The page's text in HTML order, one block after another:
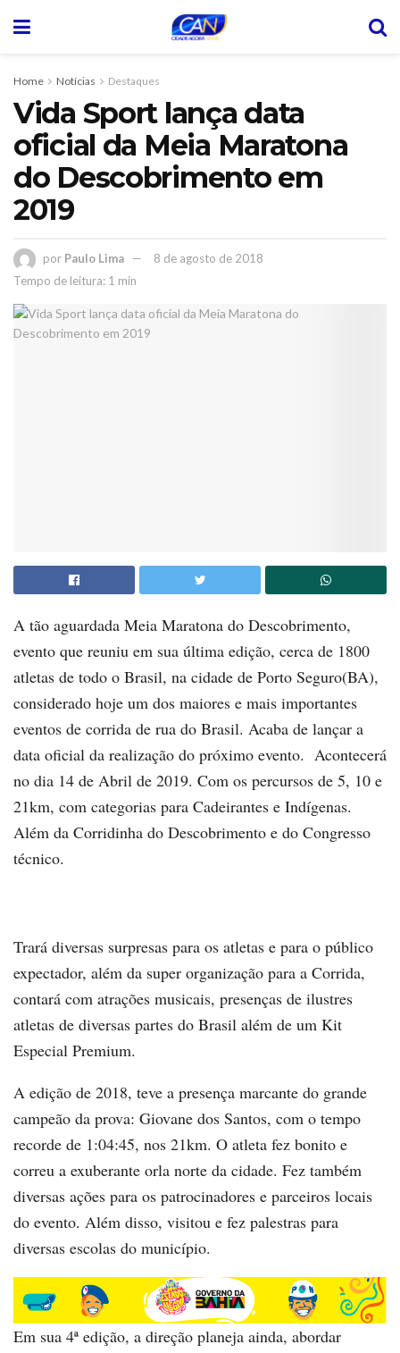
Home Notícias Destaques
Vida Sport lança data
oficial da Meia Maratona
do Descobrimento em
2019
por Paulo Lima
8 de agosto de 2018
Tempo de leitura: 1 min
A tão aguardada Meia Maratona do Descobrimento,
evento que reuniu em sua última edição, cerca de 1800
atletas de todo o Brasil, na cidade de Porto Seguro(BA),
considerado hoje um dos maiores e mais importantes
eventos de corrida de rua do Brasil. Acaba de lançar a
data oficial da realização do próximo evento. Acontecerá
no dia 14 de Abril de 2019. Com os percursos de 5, 10 e
21km, com categorias para Cadeirantes e Indígenas.
Além da Corridinha do Descobrimento e do Congresso
técnico.
Trará diversas surpresas para os atletas e para o público
expectador, além da super organização para a Corrida,
contará com atrações musicais, presenças de ilustres
atletas de diversas partes do Brasil além de um Kit
Especial Premium.
A edição de 2018, teve a presença marcante do grande
campeão da prova: Giovane dos Santos, com o tempo
recorde de 1:04:45, nos 21km. O atleta fez bonito e
correu a exuberante orla norte da cidade. Fez também
diversas ações para os patrocinadores e parceiros locais
do evento. Além disso, visitou e fez palestras para
diversas escolas do município.
Em sua 4ª edição, a direção planeja ainda, abordar